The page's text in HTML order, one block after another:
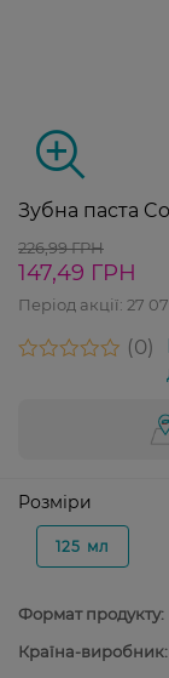
Зубна паста
226,99 ГРН
147,49 ГРН
Період акції: 27
0
Розміри
125 мл
Формат продукту:
Країна-виробник: